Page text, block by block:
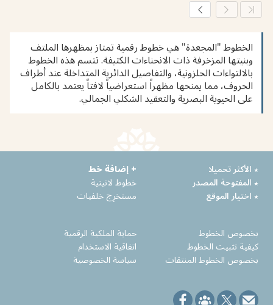
الخطوط "المجعدة" هي خطوط رقمية تمتاز بمظهرها الملتف
وبنيتها المزخرفة ذات الانحناءات الكثيفة. تتسم هذه الخطوط
بالالتواءات الحلزونية، والتفاصيل الدائرية المتداخلة عند أطراف
الحروف، مما يمنحها مظهراً استعراضياً لافتاً يعتمد بالكامل
على الحيوية البصرية والتعقيد الشكلي الجمالي.
٭ الأكثر تحميلا
٭ المفتوحة المصدر
٭ اختيار الموقع
+ إضافة خط
خطوط لاتينية
مستخرِج خلفيات
بخصوص الخطوط
كيفية تثبيت الخطوط
بخصوص الخطوط المنتقات
حماية الملكية الرقمية
اتفاقية الاستخدام
سياسة الخصوصية